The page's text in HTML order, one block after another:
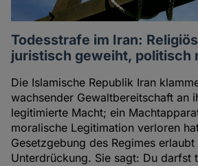
Todesstrafe im Iran:
juristisch geweiht, politisch
Die Islamische Republik Iran
wachsender Gewaltbereitschaft an
legitimierte Macht; ein
moralische Legitimation verloren
Gesetzgebung des Regimes
Unterdrückung. Sie sagt: Du darfst